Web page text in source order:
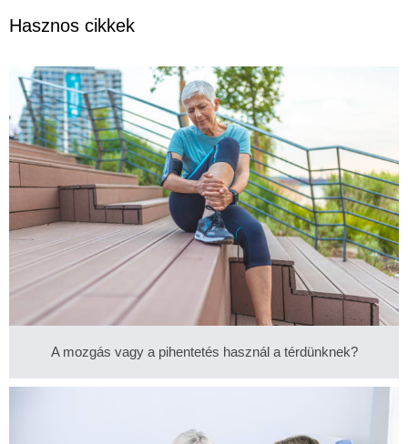
Hasznos cikkek
A mozgás vagy a pihentetés használ a térdünknek?